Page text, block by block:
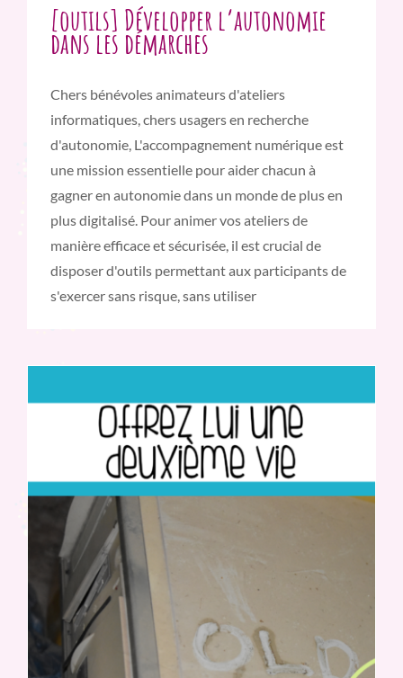
[outils] Développer l’autonomie
dans les démarches
Chers bénévoles animateurs d'ateliers
informatiques, chers usagers en recherche
d'autonomie, L'accompagnement numérique est
une mission essentielle pour aider chacun à
gagner en autonomie dans un monde de plus en
plus digitalisé. Pour animer vos ateliers de
manière efficace et sécurisée, il est crucial de
disposer d'outils permettant aux participants de
s'exercer sans risque, sans utiliser